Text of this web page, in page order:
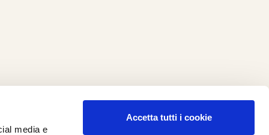
media e
Accetta tutti i cookie